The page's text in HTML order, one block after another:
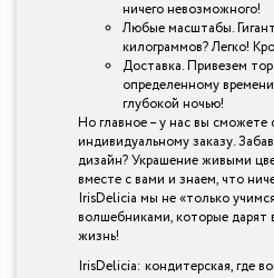
ничего невозможного!
Любые масштабы.
килограммов? Легко!
Доставка. Привезем
определенному
глубокой ночью!
Но главное – у нас вы сможете
индивидуальному заказу.
дизайн? Украшение живыми
вместе с вами и знаем, что
IrisDelicia мы не «только
волшебниками, которые дарят
жизнь!
IrisDelicia: кондитерская, где